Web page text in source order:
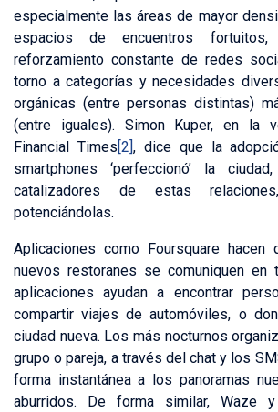
especialmente las áreas de mayor
espacios de encuentros
reforzamiento constante de redes
torno a categorías y necesidades
orgánicas (entre personas distintas)
(entre iguales). Simon Kuper, en la
Financial Times[2], dice que la
smartphones ‘perfeccionó’ la
catalizadores de estas
potenciándolas.
Aplicaciones como Foursquare
nuevos restoranes se comuniquen en
aplicaciones ayudan a encontrar
compartir viajes de automóviles, o
ciudad nueva. Los más nocturnos
grupo o pareja, a través del chat y los
forma instantánea a los panoramas
aburridos. De forma similar, Waze